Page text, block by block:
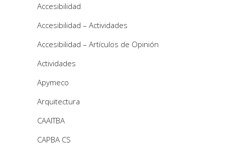
Accesibilidad
Accesibilidad – Actividades
Accesibilidad – Artículos de Opinión
Actividades
Apymeco
Arquitectura
CAAITBA
CAPBA CS